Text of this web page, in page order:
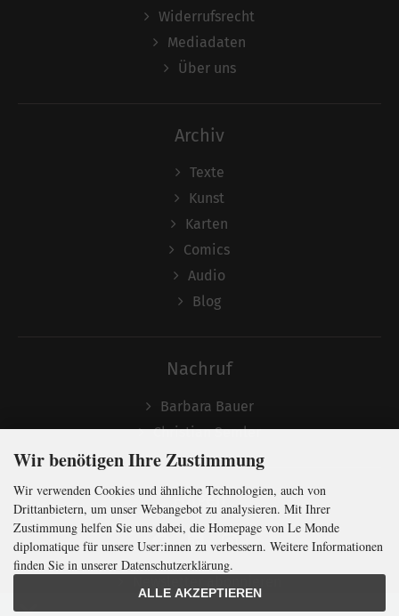
Widerrufsrecht
Mediadaten
Über uns
Archiv
Texte
Kunst
Karten
Comics
Audio
Blog
Nachruf
Barbara Bauer
Christian Semler
Folgen
Wir benötigen Ihre Zustimmung
Wir verwenden Cookies und ähnliche Technologien, auch von
Drittanbietern, um unser Webangebot zu analysieren. Mit Ihrer
Zustimmung helfen Sie uns dabei, die Homepage von Le Monde
diplomatique für unsere User:innen zu verbessern. Weitere Informationen
finden Sie in unserer Datenschutzerklärung.
ALLE AKZEPTIEREN